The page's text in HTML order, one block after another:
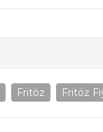
Fritöz Fritöz